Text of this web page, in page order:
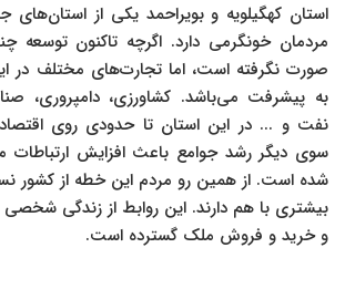
استان کهگیلویه و بویراحمد یکی از
مردمان خونگرمی دارد. اگرچه تاکنون توسعه
صورت نگرفته است، اما تجارت‌های مختلف در
به پیشرفت می‌باشد. کشاورزی، دامپروری،
نفت و ... در این استان تا حدودی روی اقتصاد
سوی دیگر رشد جوامع باعث افزایش ارتباطات
شده است. از همین رو مردم این خطه از کشور
بیشتری با هم دارند. این روابط از زندگی شخصی
و خرید و فروش ملک گسترده است.